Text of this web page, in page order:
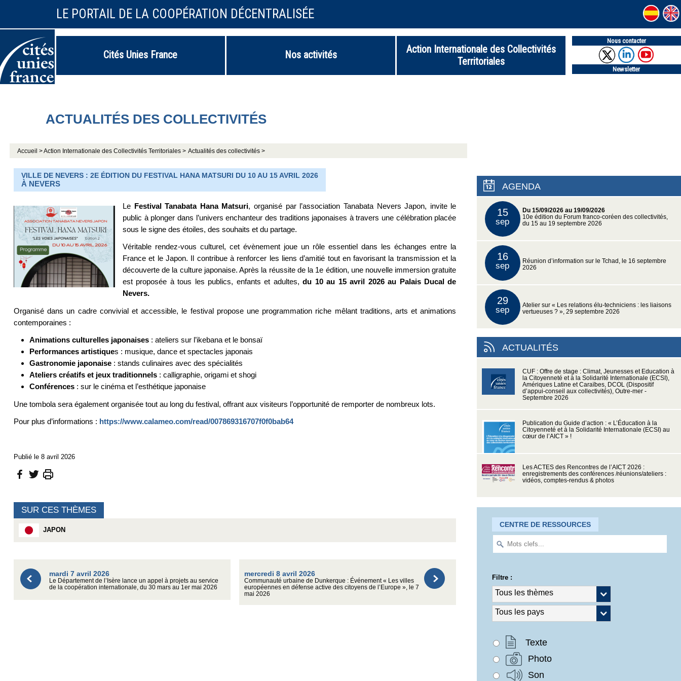
LE PORTAIL DE LA COOPÉRATION DÉCENTRALISÉE
Cités Unies France Nos activités
Action Internationale des Collectivités
Territoriales
Nous contacter
Newsletter
ACTUALITÉS DES COLLECTIVITÉS
Accueil >Action Internationale des Collectivités Territoriales > Actualités des collectivités >
VILLE DE NEVERS : 2E ÉDITION DU FESTIVAL HANA MATSURI DU 10 AU 15 AVRIL 2026
À NEVERS
Le Festival Tanabata Hana Matsuri, organisé par l’association Tanabata Nevers Japon, invite le
public à plonger dans l’univers enchanteur des traditions japonaises à travers une célébration placée
sous le signe des étoiles, des souhaits et du partage.
Véritable rendez-vous culturel, cet évènement joue un rôle essentiel dans les échanges entre la
France et le Japon. Il contribue à renforcer les liens d’amitié tout en favorisant la transmission et la
découverte de la culture japonaise. Après la réussite de la 1e édition, une nouvelle immersion gratuite
est proposée à tous les publics, enfants et adultes,du 10 au 15 avril 2026 au Palais Ducal de
Nevers.
Organisé dans un cadre convivial et accessible, le festival propose une programmation riche mêlant traditions, arts et animations
contemporaines :
Animations culturelles japonaises: ateliers sur l’ikebana et le bonsaï
Performances artistiques : musique, dance et spectacles japonais
Gastronomie japonaise: stands culinaires avec des spécialités
Ateliers créatifs et jeux traditionnels: calligraphie, origami et shogi
Conférences: sur le cinéma et l’esthétique japonaise
Une tombola sera également organisée tout au long du festival, offrant aux visiteurs l’opportunité de remporter de nombreux lots.
Pour plus d’informations : https://www.calameo.com/read/007869316707f0f0bab64
Publié le 8 avril 2026
SUR CES THÈMES
JAPON
mardi 7 avril 2026
Le Département de l’Isère lance un appel à projets au service
de la coopération internationale, du 30 mars au 1er mai 2026
mercredi 8 avril 2026
Communauté urbaine de Dunkerque : Événement « Les villes
européennes en défense active des citoyens de l’Europe », le 7
mai 2026
AGENDA
15
sep
Du 15/09/2026 au 19/09/2026
10e édition du Forum franco-coréen des collectivités,
du 15 au 19 septembre 2026
16
sep
Réunion d’information sur le Tchad, le 16 septembre
2026
29
sep
Atelier sur « Les relations élu-techniciens : les liaisons
vertueuses ? », 29 septembre 2026
ACTUALITÉS
CUF : Offre de stage : Climat, Jeunesses et Education à
la Citoyenneté et à la Solidarité Internationale (ECSI),
Amériques Latine et Caraïbes, DCOL (Dispositif
d’appui-conseil aux collectivités), Outre-mer -
Septembre 2026
Publication du Guide d’action : « L’Éducation à la
Citoyenneté et à la Solidarité Internationale (ECSI) au
cœur de l’AICT » !
Les ACTES des Rencontres de l’AICT 2026 :
enregistrements des conférences /réunions/ateliers :
vidéos, comptes-rendus & photos
CENTRE DE RESSOURCES
Filtre :
Texte
Photo
Son